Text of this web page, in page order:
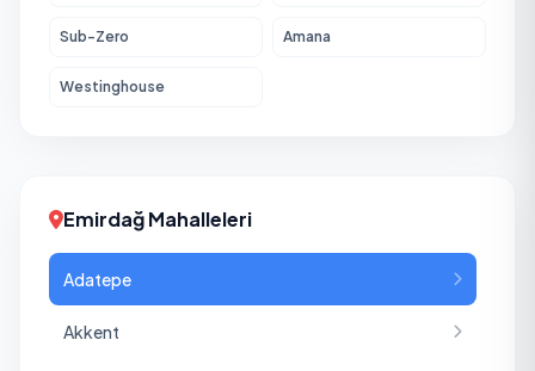
Sub-Zero Amana
Westinghouse
Emirdağ Mahalleleri
Adatepe
Akkent